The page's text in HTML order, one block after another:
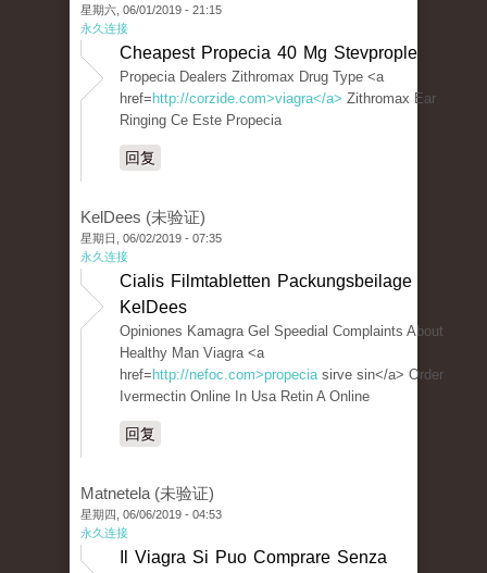
星期六, 06/01/2019 - 21:15
永久连接
Cheapest Propecia 40 Mg Stevprople
Propecia Dealers Zithromax Drug Type <a
href= http://corzide.com>viagra</a> Zithromax Ear
Ringing Ce Este Propecia
回复
KelDees (未验证)
星期日, 06/02/2019 - 07:35
永久连接
Cialis Filmtabletten Packungsbeilage
KelDees
Opiniones Kamagra Gel Speedial Complaints About
Healthy Man Viagra <a
href= http://nefoc.com>propeciasirve sin</a> Order
Ivermectin Online In Usa Retin A Online
回复
Matnetela (未验证)
星期四, 06/06/2019 - 04:53
永久连接
Il Viagra Si Puo Comprare Senza